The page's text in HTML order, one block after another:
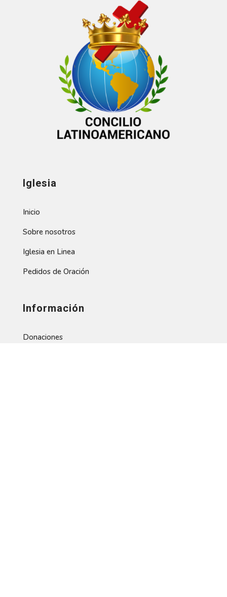
Iglesia
Inicio
Sobre nosotros
Iglesia en Linea
Pedidos de Oración
Información
Donaciones